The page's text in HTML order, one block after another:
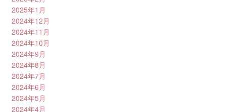
2025年1月
2024年12月
2024年11月
2024年10月
2024年9月
2024年8月
2024年7月
2024年6月
2024年5月
2024年4月